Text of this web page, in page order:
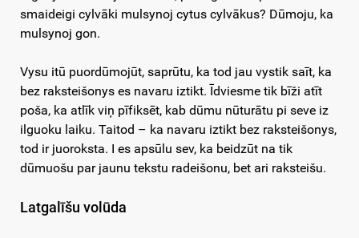
smaideigi cylvāki mulsynoj cytus cylvākus? Dūmoju, ka
mulsynoj gon.
Vysu itū puordūmojūt, saprūtu, ka tod jau vystik saīt, ka
bez raksteišonys es navaru iztikt. Īdviesme tik bīži atīt
poša, ka atlīk viņ pīfiksēt, kab dūmu nūturātu pi seve iz
ilguoku laiku. Taitod – ka navaru iztikt bez raksteišonys,
tod ir juoroksta. I es apsūlu sev, ka beidzūt na tik
dūmuošu par jaunu tekstu radeišonu, bet ari raksteišu.
Latgalīšu volūda